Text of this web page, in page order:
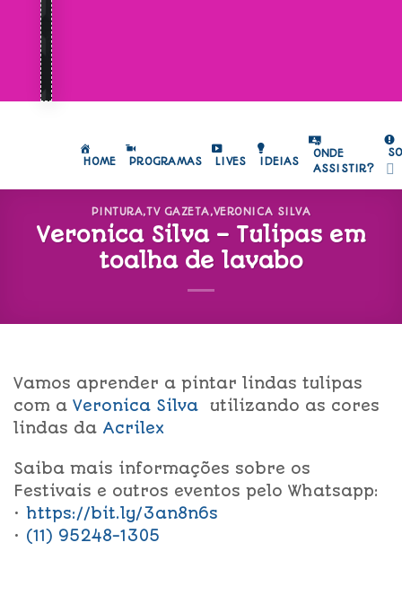
HOME PROGRAMAS LIVES IDEIAS
ONDE
ASSISTIR?
PINTURA,TV GAZETA,VERONICA SILVA
Veronica Silva – Tulipas em
toalha de lavabo
Vamos aprender a pintar lindas tulipas
com a Veronica Silva
utilizando as cores
lindas da Acrilex
Saiba mais informações sobre os
Festivais e outros eventos pelo Whatsapp:
• https://bit.ly/3an8n6s
• (11) 95248-1305